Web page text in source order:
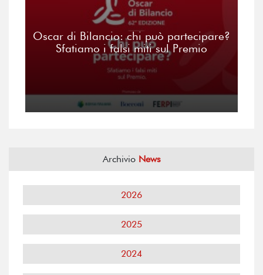
Oscar di Bilancio: chi può partecipare?
Sfatiamo i falsi miti sul Premio
Archivio News
2026
2025
2024